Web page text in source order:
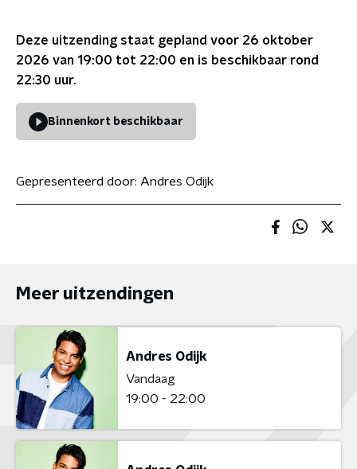
Deze uitzending staat gepland voor 26 oktober
2026 van 19:00 tot 22:00 en is beschikbaar rond
22:30 uur.
Binnenkort beschikbaar
Gepresenteerd door: Andres Odijk
Meer uitzendingen
Andres Odijk
Vandaag
19:00 - 22:00